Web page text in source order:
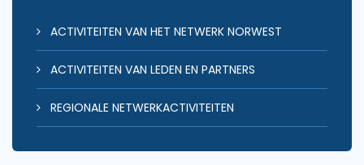
ACTIVITEITEN VAN HET NETWERK NORWEST
ACTIVITEITEN VAN LEDEN EN PARTNERS
REGIONALE NETWERKACTIVITEITEN